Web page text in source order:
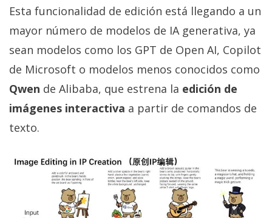
/
Cambiar
opciones
de
privacidad
/
Legal
comunicación
digital donde
encontrarás
noticias sobre
Esta funcionalidad de edición está llegando a un
mayor número de modelos de IA generativa, ya
sean modelos como los GPT de Open AI, Copilot
de Microsoft o modelos menos conocidos como
Qwen de Alibaba, que estrena la edición de
imágenes interactiva a partir de comandos de
texto.